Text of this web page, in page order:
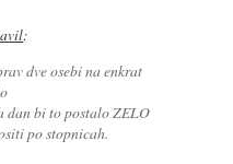
:
dve osebi na enkrat
dan bi to postalo ZELO
po stopnicah.